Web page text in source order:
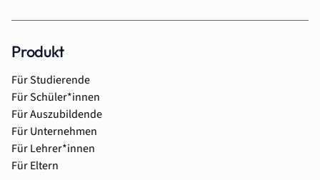
Produkt
Für Studierende
Für Schüler*innen
Für Auszubildende
Für Unternehmen
Für Lehrer*innen
Für Eltern